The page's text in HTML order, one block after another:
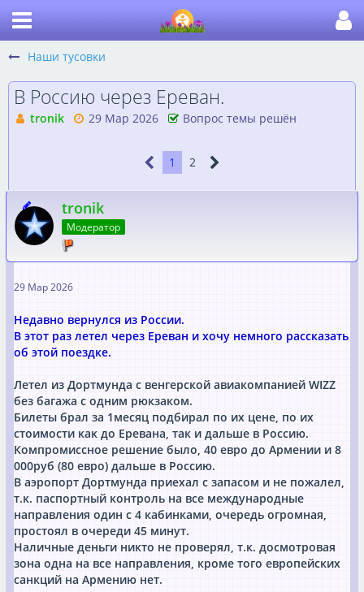
Наши тусовки
В Россию через Ереван.
tronik 29 Мар 2026 Вопрос темы решён
1 2
tronik
Модератор
29 Мар 2026
Недавно вернулся из России.
В этот раз летел через Ереван и хочу немного рассказать
об этой поездке.
Летел из Дортмунда с венгерской авиакомпанией WIZZ
без багажа с одним рюкзаком.
Билеты брал за 1месяц подбирал по их цене, по их
стоимости как до Еревана, так и дальше в Россию.
Компромиссное решение было, 40 евро до Армении и 8
000руб (80 евро) дальше в Россию.
В аэропорт Дортмунда приехал с запасом и не пожалел,
т.к. паспортный контроль на все международные
направления один с 4 кабинками, очередь огромная,
простоял в очереди 45 минут.
Наличные деньги никто не проверял, т.к. досмотровая
зона одна на все направления, кроме того европейских
санкций на Армению нет.